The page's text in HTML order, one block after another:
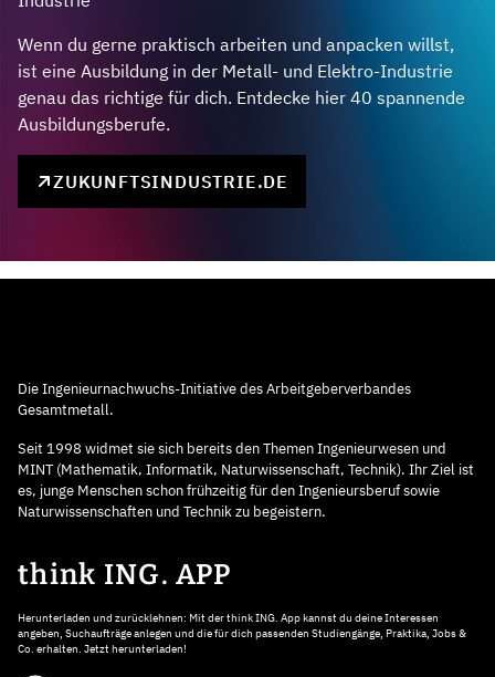
Wenn du gerne praktisch arbeiten und anpacken willst,
ist eine Ausbildung in der Metall- und Elektro-Industrie
genau das richtige für dich. Entdecke hier 40 spannende
Ausbildungsberufe.
ZUKUNFTSINDUSTRIE.DE
Die Ingenieurnachwuchs-Initiative des Arbeitgeberverbandes
Gesamtmetall.
Seit 1998 widmet sie sich bereits den Themen Ingenieurwesen und
MINT (Mathematik, Informatik, Naturwissenschaft, Technik). Ihr Ziel ist
es, junge Menschen schon frühzeitig für den Ingenieursberuf sowie
Naturwissenschaften und Technik zu begeistern.
think ING. APP
Herunterladen und zurücklehnen: Mit der think ING. App kannst du deine Interessen
angeben, Suchaufträge anlegen und die für dich passenden Studiengänge, Praktika, Jobs &
Co. erhalten. Jetzt herunterladen!